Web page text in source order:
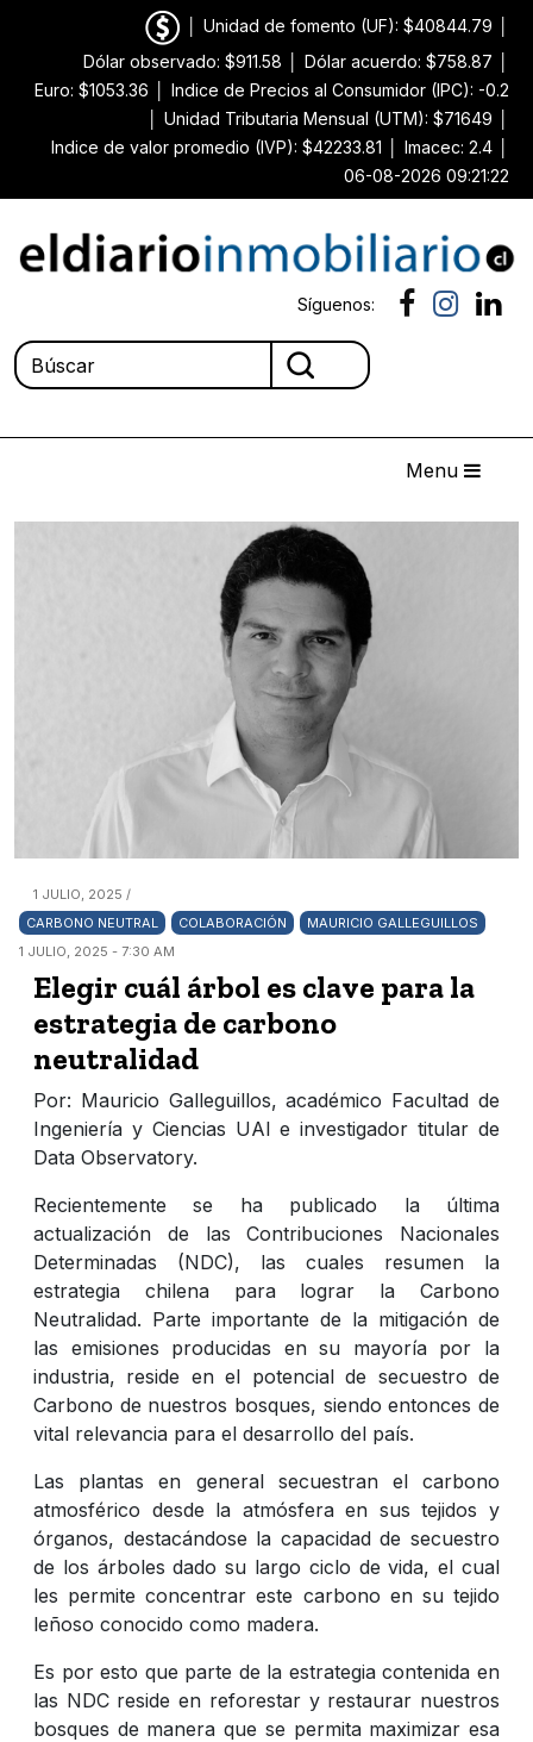
Unidad de fomento (UF): $40844.79
Dólar observado: $911.58
Dólar acuerdo: $758.87
Euro: $1053.36
Indice de Precios al Consumidor (IPC): -0.2
Unidad Tributaria Mensual (UTM): $71649
Indice de valor promedio (IVP): $42233.81
Imacec: 2.4
06-08-2026 09:21:22
Síguenos:
Menu
1 JULIO, 2025 /
CARBONO NEUTRAL
COLABORACIÓN
MAURICIO GALLEGUILLOS
1 JULIO, 2025 - 7:30 AM
Elegir cuál árbol es clave para la
estrategia de carbono
neutralidad
Por: Mauricio Galleguillos, académico Facultad de
Ingeniería y Ciencias UAI e investigador titular de
Data Observatory.
Recientemente se ha publicado la última
actualización de las Contribuciones Nacionales
Determinadas (NDC), las cuales resumen la
estrategia chilena para lograr la Carbono
Neutralidad. Parte importante de la mitigación de
las emisiones producidas en su mayoría por la
industria, reside en el potencial de secuestro de
Carbono de nuestros bosques, siendo entonces de
vital relevancia para el desarrollo del país.
Las plantas en general secuestran el carbono
atmosférico desde la atmósfera en sus tejidos y
órganos, destacándose la capacidad de secuestro
de los árboles dado su largo ciclo de vida, el cual
les permite concentrar este carbono en su tejido
leñoso conocido como madera.
Es por esto que parte de la estrategia contenida en
las NDC reside en reforestar y restaurar nuestros
bosques de manera que se permita maximizar esa